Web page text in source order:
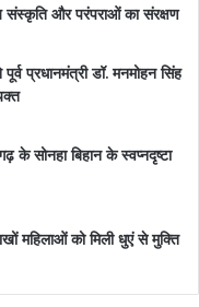
संस्कृति और परंपराओं का संरक्षण
प्रधानमंत्री डॉ. मनमोहन सिंह
के सोनहा बिहान के स्वप्नदृष्टा
महिलाओं को मिली धुएं से मुक्ति